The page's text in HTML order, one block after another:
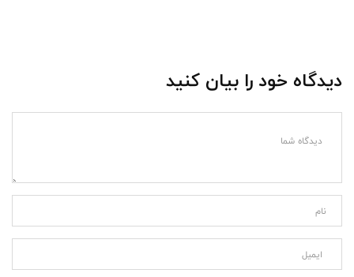
دیدگاه خود را بیان کنید